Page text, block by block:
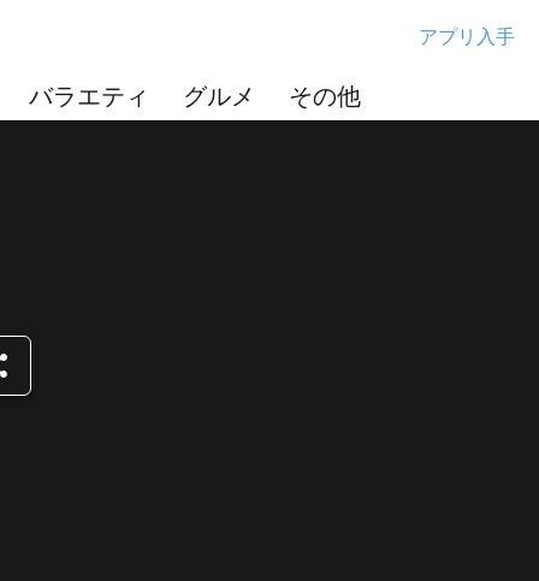
アプリ入手
バラエティ グルメ その他